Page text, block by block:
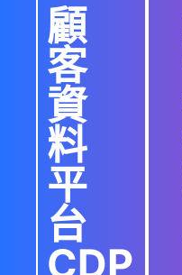
顧
客
資
料
平
台
CDP